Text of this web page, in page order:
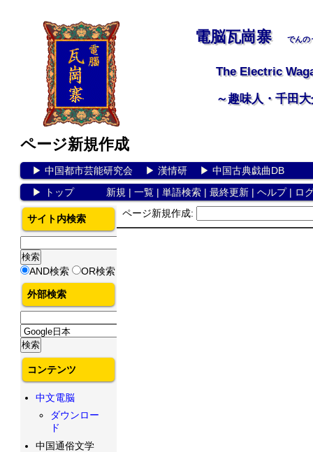
電脳瓦崗寨 でんの
The Electric
～趣味人・千田
ページ新規作成
▶ 中国都市芸能研究会▶ 漢情研▶ 中国古典戯曲DB
▶
トップ 新規 | 一覧| 単語検索| 最終更新| ヘルプ| ロ
ページ新規作成:
サイト内検索
AND検索 OR検索
外部検索
コンテンツ
中文電脳
ダウンロー
ド
中国通俗文学